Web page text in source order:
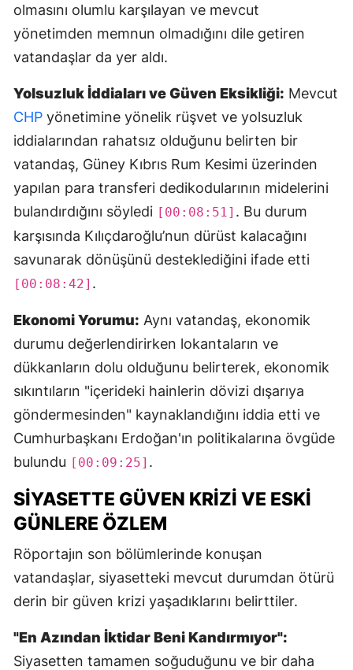
olmasını olumlu karşılayan ve mevcut
yönetimden memnun olmadığını dile getiren
vatandaşlar da yer aldı.
Yolsuzluk İddiaları ve Güven Eksikliği: Mevcut
CHP yönetimine yönelik rüşvet ve yolsuzluk
iddialarından rahatsız olduğunu belirten bir
vatandaş, Güney Kıbrıs Rum Kesimi üzerinden
yapılan para transferi dedikodularının midelerini
bulandırdığını söyledi [00:08:51] . Bu durum
karşısında Kılıçdaroğlu’nun dürüst kalacağını
savunarak dönüşünü desteklediğini ifade etti
[00:08:42] .
Ekonomi Yorumu: Aynı vatandaş, ekonomik
durumu değerlendirirken lokantaların ve
dükkanların dolu olduğunu belirterek, ekonomik
sıkıntıların "içerideki hainlerin dövizi dışarıya
göndermesinden" kaynaklandığını iddia etti ve
Cumhurbaşkanı Erdoğan'ın politikalarına övgüde
bulundu [00:09:25] .
SIYASETTE GÜVEN KRIZI VE ESKI
GÜNLERE ÖZLEM
Röportajın son bölümlerinde konuşan
vatandaşlar, siyasetteki mevcut durumdan ötürü
derin bir güven krizi yaşadıklarını belirttiler.
"En Azından İktidar Beni Kandırmıyor":
Siyasetten tamamen soğuduğunu ve bir daha